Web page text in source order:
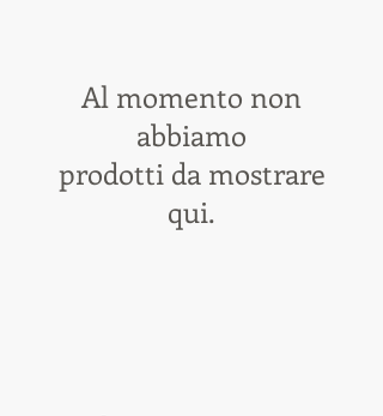
Al momento non
abbiamo
prodotti da mostrare
qui.